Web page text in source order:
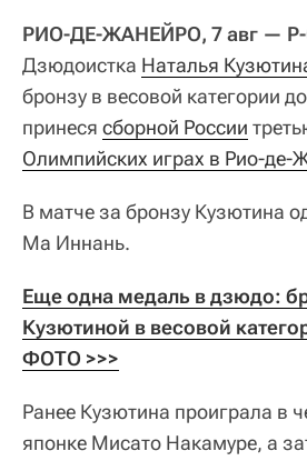
РИО-ДЕ-ЖАНЕЙРО, 7 авг — Р-
Дзюдоистка Наталья
бронзу в весовой категории
принеся сборной России
Олимпийских играх в Рио-де-
В матче за бронзу Кузютина
Ма Иннань.
Еще одна медаль в дзюдо:
Кузютиной в весовой
ФОТО >>>
Ранее Кузютина проиграла в
японке Мисато Накамуре, а